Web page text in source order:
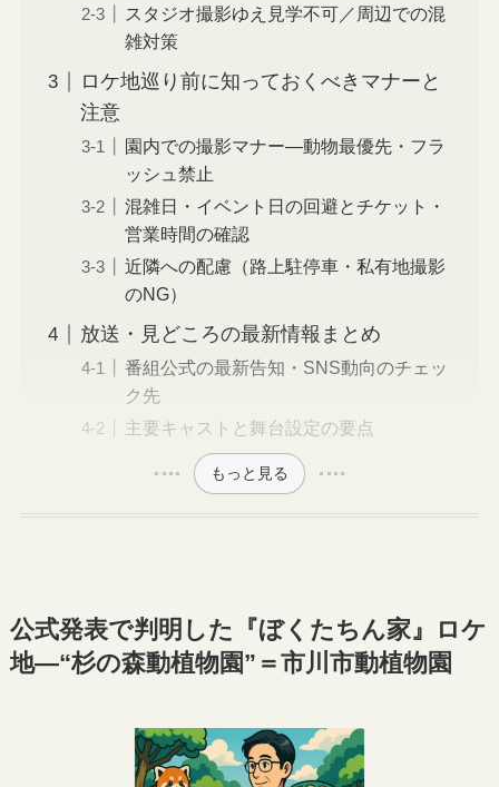
スタジオ撮影ゆえ見学不可／周辺での混
雑対策
ロケ地巡り前に知っておくべきマナーと
注意
園内での撮影マナー—動物最優先・フラ
ッシュ禁止
混雑日・イベント日の回避とチケット・
営業時間の確認
近隣への配慮（路上駐停車・私有地撮影
のNG）
放送・見どころの最新情報まとめ
番組公式の最新告知・SNS動向のチェッ
ク先
主要キャストと舞台設定の要点
もっと見る
公式発表で判明した『ぼくたちん家』ロケ
地—“杉の森動植物園”＝市川市動植物園